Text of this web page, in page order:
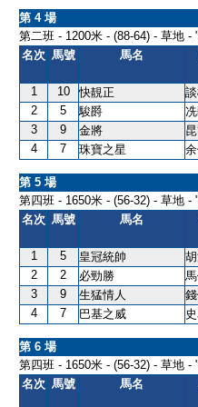
第 4 場
第二班 - 1200米 - (88-64) - 草地
名次 馬號 馬名
1 10 快靚正
2
5 駿爵
3
9 金將
4
7 珠寶之星
第 5 場
第四班 - 1650米 - (56-32) - 草地
名次 馬號 馬名
1 5 皇冠統帥
2
2 必勁勝
3
9 生猛情人
4
7 巴基之威
第 6 場
第四班 - 1650米 - (56-32) - 草地
名次 馬號 馬名